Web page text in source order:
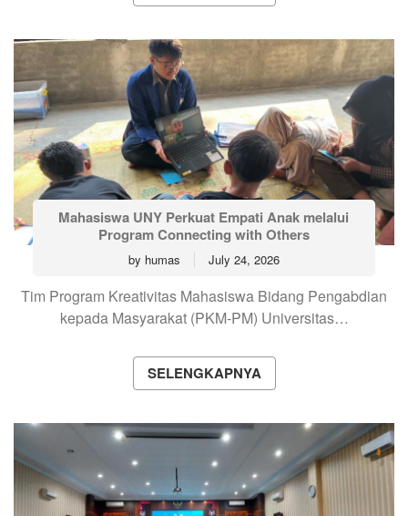
Mahasiswa UNY Perkuat Empati Anak melalui
Program Connecting with Others
by humas July 24, 2026
Tim Program Kreativitas Mahasiswa Bidang Pengabdian
kepada Masyarakat (PKM-PM) Universitas…
SELENGKAPNYA